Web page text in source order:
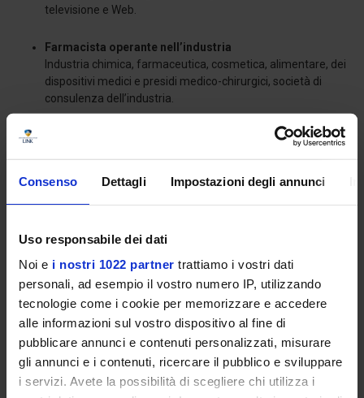
Consenso Dettagli Impostazioni degli annunci
Uso responsabile dei dati
Noi e i nostri 1022 partner trattiamo i vostri dati
personali, ad esempio il vostro numero IP, utilizzando
tecnologie come i cookie per memorizzare e accedere
alle informazioni sul vostro dispositivo al fine di
pubblicare annunci e contenuti personalizzati, misurare
gli annunci e i contenuti, ricercare il pubblico e sviluppare
i servizi. Avete la possibilità di scegliere chi utilizza i
televisione e Web.
Farmacista operante nell’industria
Industria chimica, farmaceutica, cosmetica, alimentare, dei
dispositivi medici e presidi medico-chirurgici, società di
consulenza dell’industria.
magistrale a ciclo unico in Farmacia (LM-13) - a.a. 2024/2025
ciclo unico in Farmacia (LM-13) – a.a. 2024/2025
Piano di studi Farmacia (L/SNT3)